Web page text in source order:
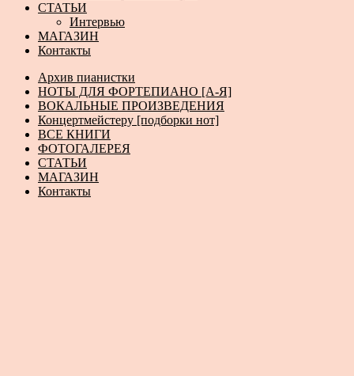
СТАТЬИ
Интервью
МАГАЗИН
Контакты
Архив пианистки
НОТЫ ДЛЯ ФОРТЕПИАНО [А-Я]
ВОКАЛЬНЫЕ ПРОИЗВЕДЕНИЯ
Концертмейстеру [подборки нот]
ВСЕ КНИГИ
ФОТОГАЛЕРЕЯ
СТАТЬИ
МАГАЗИН
Контакты